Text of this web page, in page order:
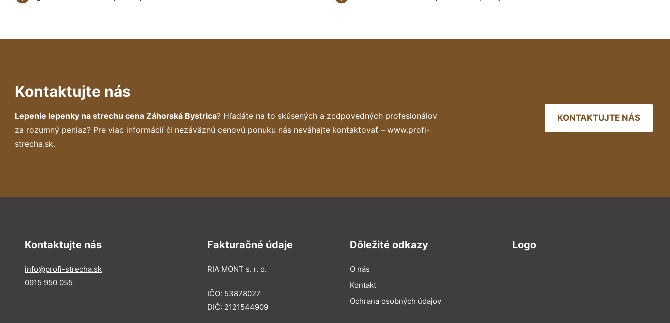
Kontaktujte nás
Lepenie lepenky na strechu cena Záhorská Bystrica? Hľadáte na to skúsených a zodpovedných profesionálov
za rozumný peniaz? Pre viac informácií či nezáväznú cenovú ponuku nás neváhajte kontaktovať – www.profi-
strecha.sk.
KONTAKTUJTE NÁS
Kontaktujte nás
info@profi-strecha.sk
0915 950 055
Fakturačné údaje
RIA MONT s. r. o.
IČO: 53878027
DIČ: 2121544909
Dôležité odkazy
O nás
Kontakt
Ochrana osobných údajov
Logo